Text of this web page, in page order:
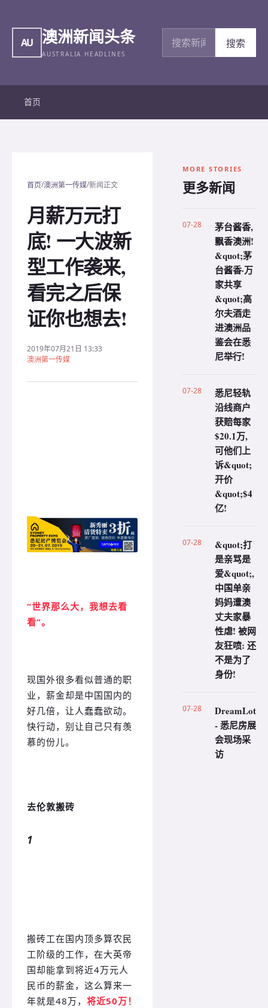
AU 澳洲新闻头条
AUSTRALIA HEADLINES
搜索新闻
搜索
首页
首页/澳洲第一传媒/新闻正文
月薪万元打
底! 一大波新
型工作袭来,
看完之后保
证你也想去!
2019年07月21日 13:33
澳洲第一传媒
“世界那么大，我想去看
看”。
现国外很多看似普通的职
业，薪金却是中国国内的
好几倍，让人蠢蠢欲动。
快行动，别让自己只有羡
慕的份儿。
去伦敦搬砖
1
搬砖工在国内顶多算农民
工阶级的工作，在大英帝
国却能拿到将近4万元人
民币的薪金，这么算来一
年就是48万， 将近50万！
MORE STORIES
更多新闻
07-28
茅台酱香,
飘香澳洲!
&quot;茅
台酱香·万
家共享
&quot;高
尔夫酒走
进澳洲品
鉴会在悉
尼举行!
07-28
悉尼轻轨
沿线商户
获赔每家
$20.1万,
可他们上
诉&quot;
开价
&quot;$4
亿!
07-28
&quot;打
是亲骂是
爱&quot;,
中国单亲
妈妈遭澳
丈夫家暴
性虐! 被网
友狂喷: 还
不是为了
身份!
07-28
DreamLot
- 悉尼房展
会现场采
访